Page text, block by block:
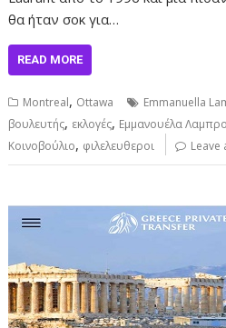
θα ήταν σοκ για…
READ MORE
Montreal, Ottawa Emmanuella
βουλευτής, εκλογές, Εμμανουέλα
Κοινοβούλιο, φιλελευθεροι Leave